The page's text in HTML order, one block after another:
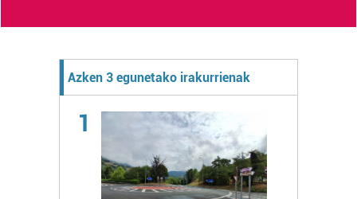
Azken 3 egunetako irakurrienak
1